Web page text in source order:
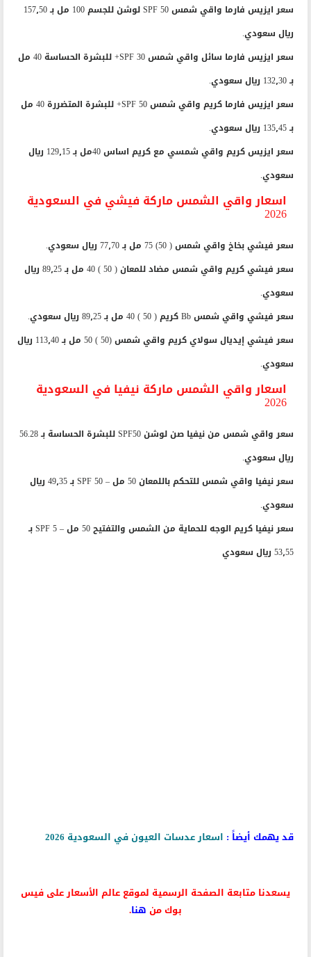
ريال سعودي.
سعر ايزيس فارما سائل واقي شمس SPF 30+ للبشرة الحساسة 40 مل
بـ 132٫30 ريال سعودي.
سعر ايزيس فارما كريم واقي شمس SPF 50+ للبشرة المتضررة 40 مل
بـ 135٫45 ريال سعودي.
سعر ايزيس كريم واقي شمسي مع كريم اساس 40مل بـ 129٫15 ريال
سعودي.
اسعار واقي الشمس ماركة فيشي في السعودية
2026
سعر فيشي بخاخ واقي شمس ( 50) 75 مل بـ 77٫70 ريال سعودي.
سعر فيشي كريم واقي شمس مضاد للمعان ( 50 ) 40 مل بـ 89٫25 ريال
سعودي.
سعر فيشي واقي شمس Bb كريم ( 50 ) 40 مل بـ 89٫25 ريال سعودي.
سعر فيشي إيديال سولاي كريم واقي شمس (50 ) 50 مل بـ 113٫40 ريال
سعودي.
اسعار واقي الشمس ماركة نيفيا في السعودية
2026
سعر واقي شمس من نيفيا صن لوشن SPF50 للبشرة الحساسة بـ
ريال سعودي.
سعر نيفيا واقي شمس للتحكم باللمعان 50 مل – SPF 50 بـ 49٫35 ريال
سعودي.
سعر نيفيا كريم الوجه للحماية من الشمس والتفتيح 50 مل – SPF 5 بـ
قد يهمك أيضاً : اسعار عدسات العيون في السعودية 2026
يسعدنا متابعة الصفحة الرسمية لموقع عالم الأسعار على فيس
بوك من